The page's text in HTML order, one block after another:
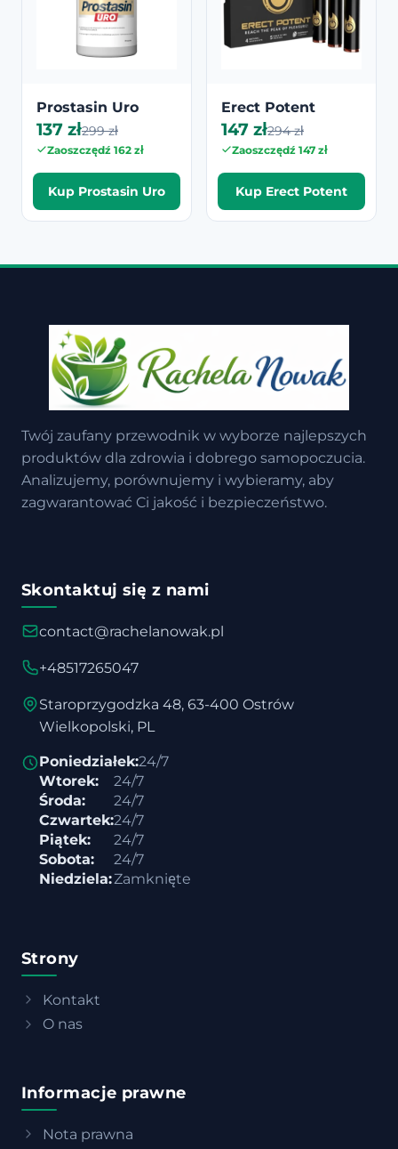
Prostasin Uro
137 zł299 zł
Zaoszczędź 162 zł
Kup Prostasin Uro
Erect Potent
147 zł294 zł
Zaoszczędź 147 zł
Kup Erect Potent
Twój zaufany przewodnik w wyborze najlepszych
produktów dla zdrowia i dobrego samopoczucia.
Analizujemy, porównujemy i wybieramy, aby
zagwarantować Ci jakość i bezpieczeństwo.
Skontaktuj się z nami
contact@rachelanowak.pl
+48517265047
Staroprzygodzka 48, 63-400 Ostrów
Wielkopolski, PL
Poniedziałek:24/7
Wtorek:
24/7
Środa:
24/7
Czwartek:24/7
Piątek:
24/7
Sobota:
24/7
Niedziela:Zamknięte
Strony
Kontakt
O nas
Informacje prawne
Nota prawna